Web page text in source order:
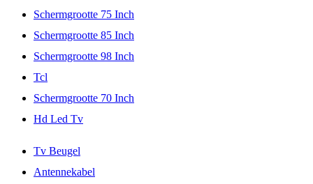
Schermgrootte 75 Inch
Schermgrootte 85 Inch
Schermgrootte 98 Inch
Tcl
Schermgrootte 70 Inch
Hd Led Tv
Tv Beugel
Antennekabel